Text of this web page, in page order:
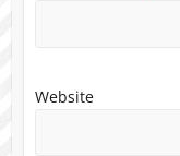
Website